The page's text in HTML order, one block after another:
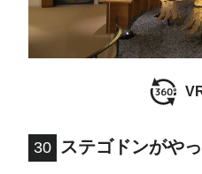
30 ステゴドンがや